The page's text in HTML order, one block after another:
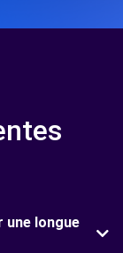
une longue